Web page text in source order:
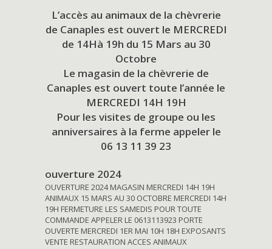
L’accès au animaux de la chèvrerie
de Canaples est ouvert le MERCREDI
de 14Hà 19h du 15 Mars au 30
Octobre
Le magasin de la chèvrerie de
Canaples est ouvert toute l’année le
MERCREDI 14H 19H
Pour les visites de groupe ou les
anniversaires à la ferme appeler le
06 13 11 39 23
ouverture 2024
OUVERTURE 2024 MAGASIN MERCREDI 14H 19H
ANIMAUX 15 MARS AU 30 OCTOBRE MERCREDI 14H
19H FERMETURE LES SAMEDIS POUR TOUTE
COMMANDE APPELER LE 0613113923 PORTE
OUVERTE MERCREDI 1ER MAI 10H 18H EXPOSANTS
VENTE RESTAURATION ACCES ANIMAUX